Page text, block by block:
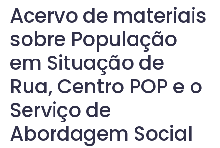
Acervo de materiais
sobre População
em Situação de
Rua, Centro POP e o
Serviço de
Abordagem Social